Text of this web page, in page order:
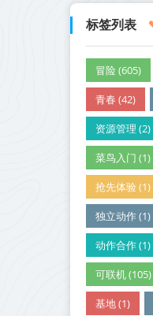
标签列表
冒险 (605)
青春 (42)
资源管理 (2)
菜鸟入门 (1)
抢先体验 (1)
独立动作 (1)
动作合作 (1)
可联机 (105)
基地 (1)